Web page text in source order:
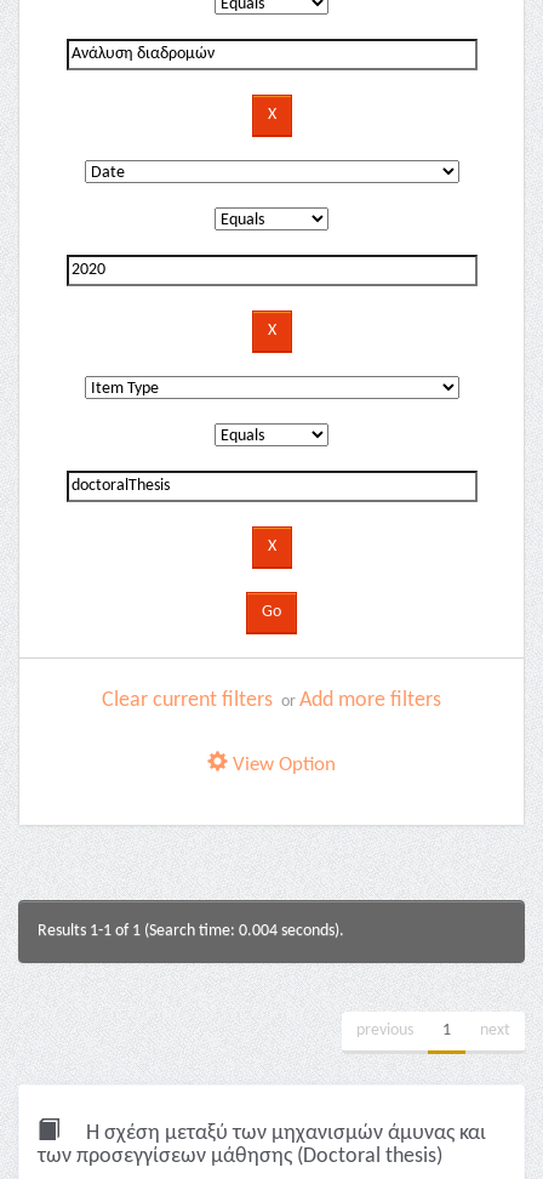
Clear current filters or Add more filters
View Option
Results 1-1 of 1 (Search time: 0.004 seconds).
previous 1 next
Η σχέση μεταξύ των μηχανισμών άμυνας και
των προσεγγίσεων μάθησης (Doctoral thesis)